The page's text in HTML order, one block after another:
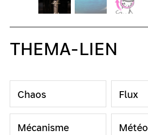
THEMA-LIEN
Chaos Flux
Mécanisme Météo